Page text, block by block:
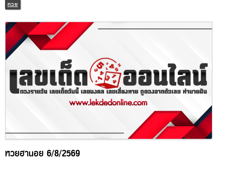
หวย
หวยฮานอย 6/8/2569